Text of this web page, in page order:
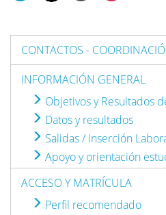
CONTACTOS -
INFORMACIÓN GENERAL
Objetivos y Resultados
Datos y resultados
Salidas / Inserción
Apoyo y orientación
ACCESO Y MATRÍCULA
Perfil recomendado